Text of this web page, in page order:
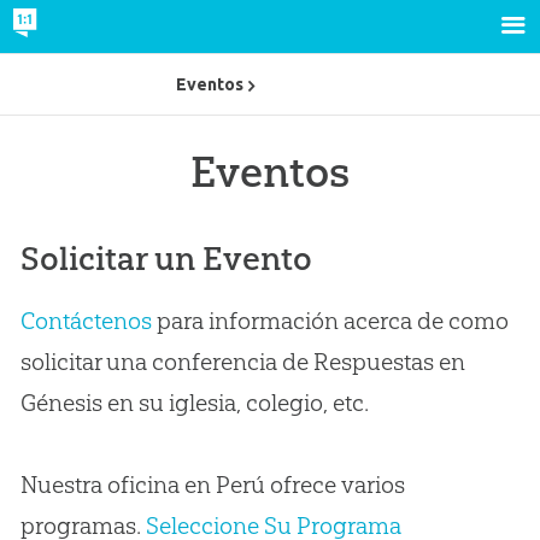
Eventos
Solicitar un Evento
Contáctenospara información acerca de como
solicitar una conferencia de Respuestas en
Génesis en su iglesia, colegio, etc.
Nuestra oficina en Perú ofrece varios
programas. Seleccione Su Programa
Eventos